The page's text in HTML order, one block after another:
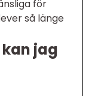
för
så länge
jag